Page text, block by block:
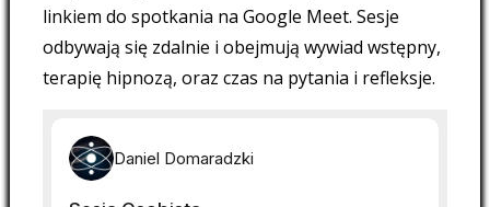
linkiem do spotkania na Google Meet. Sesje
odbywają się zdalnie i obejmują wywiad wstępny,
terapię hipnozą, oraz czas na pytania i refleksje.